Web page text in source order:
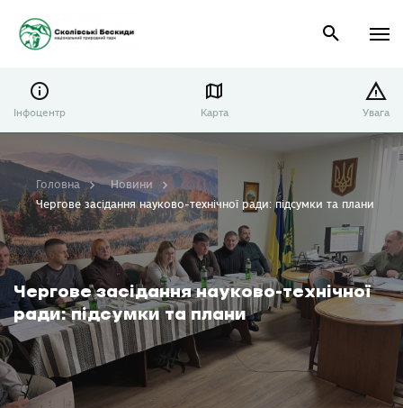
Інфоцентр Карта Увага
Чергове засідання науково-технічної
ради: підсумки та плани
Головна
Новини
Чергове засідання науково-технічної ради: підсумки та плани